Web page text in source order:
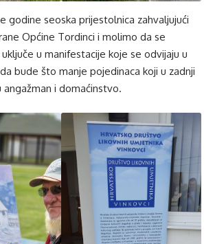
godine seoska prijestolnica zahvaljujući
Općine Tordinci i molimo da se
u manifestacije koje se odvijaju u
bude što manje pojedinaca koji u zadnji
i domaćinstvo.